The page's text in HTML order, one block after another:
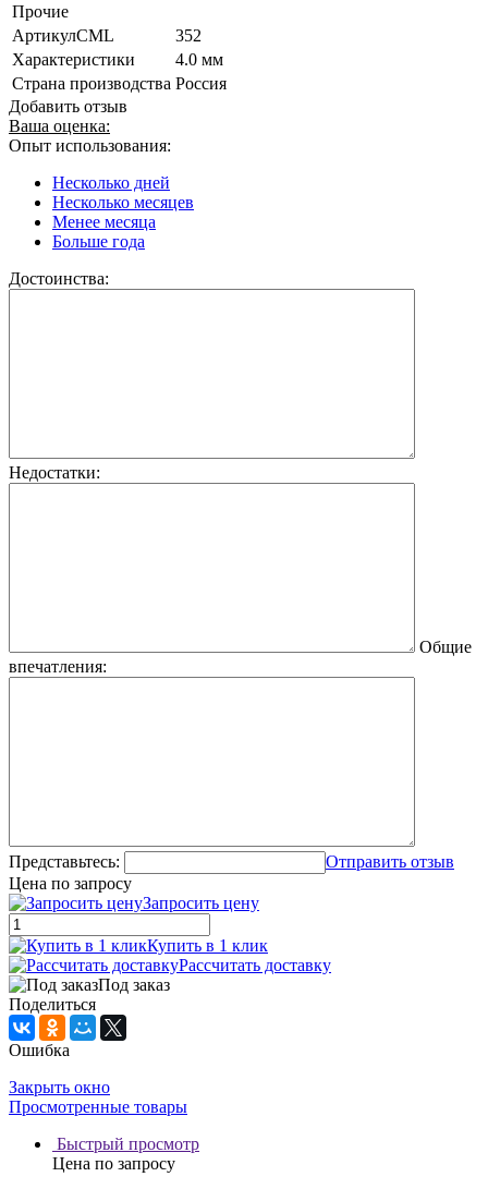
Прочие
АртикулCML
352
Характеристики
4.0 мм
Страна производства Россия
Добавить отзыв
Ваша оценка:
Опыт использования:
Несколько дней
Несколько месяцев
Менее месяца
Больше года
Достоинства:
Недостатки:
Общие
впечатления:
Представьтесь:
Отправить отзыв
Цена по запросу
Запросить цену
Купить в 1 клик
Рассчитать доставку
Под заказ
Поделиться
Ошибка
Закрыть окно
Просмотренные товары
Быстрый просмотр
Цена по запросу